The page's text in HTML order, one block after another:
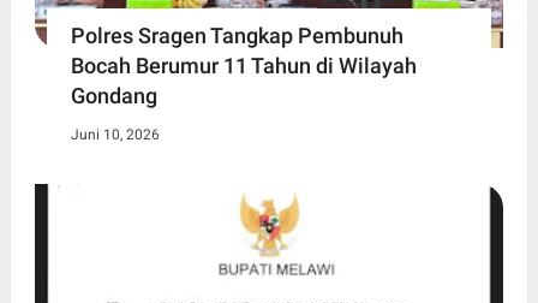
Polres Sragen Tangkap Pembunuh
Bocah Berumur 11 Tahun di Wilayah
Gondang
Juni 10, 2026